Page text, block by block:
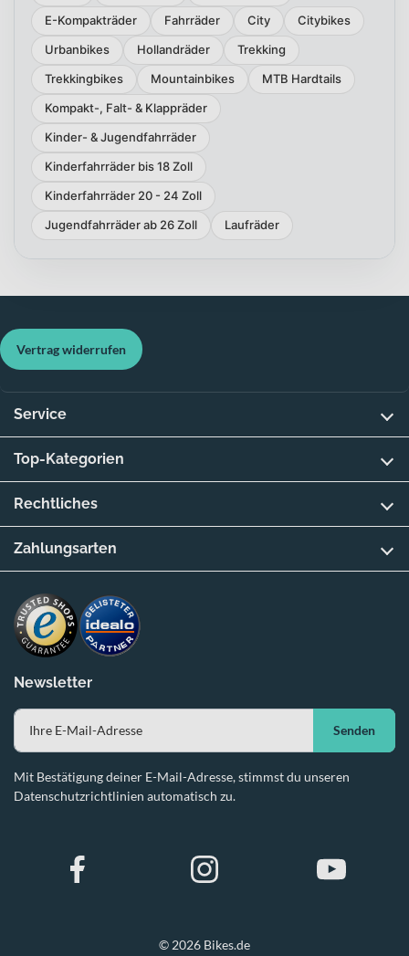
E-Kompakträder
Fahrräder City
Citybikes
Urbanbikes
Hollandräder
Trekking
Trekkingbikes
Mountainbikes
MTB Hardtails
Kompakt-, Falt- & Klappräder
Kinder- & Jugendfahrräder
Kinderfahrräder bis 18 Zoll
Kinderfahrräder 20 - 24 Zoll
Jugendfahrräder ab 26 Zoll
Laufräder
Newsletter
Senden
Mit Bestätigung deiner E-Mail-Adresse, stimmst du unseren
Datenschutzrichtlinien automatisch zu.
Vertrag widerrufen
Service
Top-Kategorien
Rechtliches
Zahlungsarten
© 2026 Bikes.de